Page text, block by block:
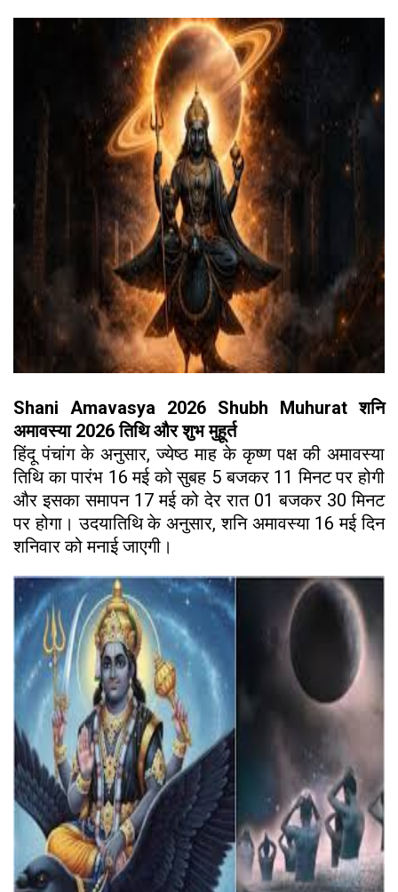
Shani Amavasya 2026 Shubh Muhurat शनि
अमावस्या 2026 तिथि और शुभ मुहूर्त
हिंदू पंचांग के अनुसार, ज्येष्ठ माह के कृष्ण पक्ष की अमावस्या
तिथि का पारंभ 16 मई को सुबह 5 बजकर 11 मिनट पर होगी
और इसका समापन 17 मई को देर रात 01 बजकर 30 मिनट
पर होगा। उदयातिथि के अनुसार, शनि अमावस्या 16 मई दिन
शनिवार को मनाई जाएगी।